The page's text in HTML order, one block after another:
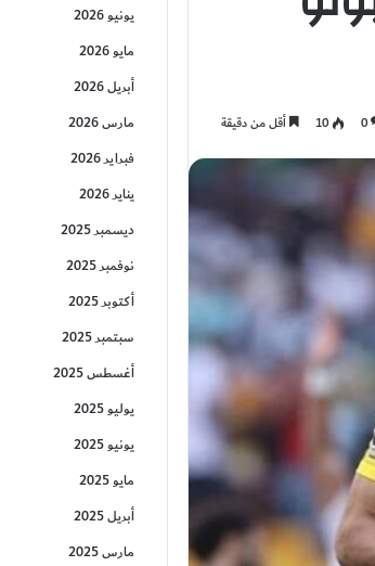
0
10 أقل من دقيقة
يونيو 2026
مايو 2026
أبريل 2026
مارس 2026
فبراير 2026
يناير 2026
ديسمبر 2025
نوفمبر 2025
أكتوبر 2025
سبتمبر 2025
أغسطس 2025
يوليو 2025
يونيو 2025
مايو 2025
أبريل 2025
مارس 2025